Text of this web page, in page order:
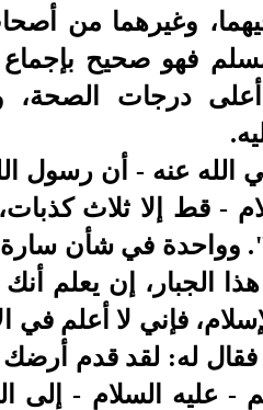
وغيرهما من
فهو صحيح بإجماع
درجات الصحة،
عنه - أن رسول
- قط إلا ثلاث
وواحدة في شأن
الجبار، إن يعلم أنك
فإني لا أعلم
له: لقد قدم أرضك
- عليه السلام - إلى